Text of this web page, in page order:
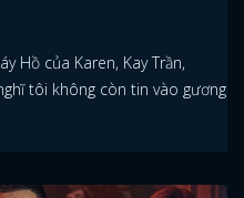
Hồ của Karen, Kay Trần,
tôi không còn tin vào gương